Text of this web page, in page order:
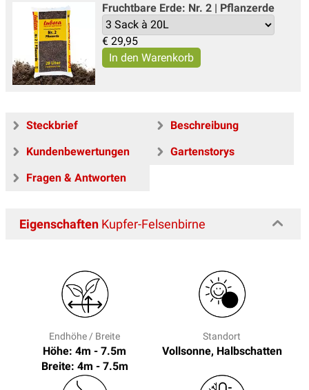
Fruchtbare Erde: Nr. 2 | Pflanzerde
€ 29,95
Steckbrief
Beschreibung
Kundenbewertungen
Gartenstorys
Fragen & Antworten
Eigenschaften Kupfer-Felsenbirne
Endhöhe / Breite
Höhe: 4m - 7.5m
Breite: 4m - 7.5m
Standort
Vollsonne, Halbschatten